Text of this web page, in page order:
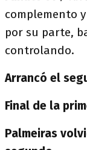
complemento
por su parte,
controlando.
Arrancó el
Final de la
Palmeiras